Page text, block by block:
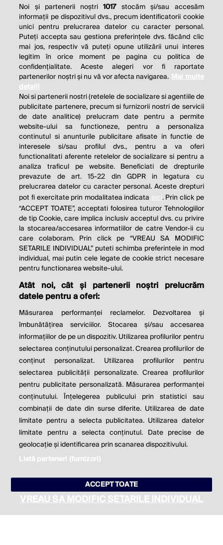
THE SOCIAL RESPONSIBILITY OF
BUSINESS IS TO INCREASE ITS
PROFITS.
Milton Friedman
© 2026 Profit.ro. Toate drepturile rezervate.
Dezvoltat de1616.ro
Contact Publicitate Despre noi
Politica de cookie Politica de
confidențialitate
este parte a
Noi și partenerii noștri1017 stocăm și/sau accesăm
informații pe dispozitivul dvs., precum identificatorii cookie
unici pentru prelucrarea datelor cu caracter personal.
Puteți accepta sau gestiona preferințele dvs. făcând clic
mai jos, respectiv vă puteți opune utilizării unui interes
legitim în orice moment pe pagina cu politica de
confidențialitate. Aceste alegeri vor fi raportate
partenerilor noștri și nu vă vor afecta navigarea. Mai multe
detalii
Noi si partenerii nostri (retelele de socializare si agentiile de
publicitate partenere, precum si furnizorii nostri de servicii
de date analitice) prelucram date pentru a permite
website-ului sa functioneze, pentru a personaliza
continutul si anunturile publicitare afisate in functie de
interesele si/sau profilul dvs., pentru a va oferi
functionalitati aferente retelelor de socializare si pentru a
analiza traficul pe website. Beneficiati de drepturile
prevazute de art. 15-22 din GDPR in legatura cu
prelucrarea datelor cu caracter personal. Aceste drepturi
pot fi exercitate prin modalitatea indicata aici. Prin click pe
“ACCEPT TOATE”, acceptati folosirea tuturor Tehnologiilor
de tip Cookie, care implica inclusiv acceptul dvs. cu privire
la stocarea/accesarea informatiilor de catre Vendor-ii cu
care colaboram. Prin click pe “VREAU SA MODIFIC
SETARILE INDIVIDUAL” puteti schimba preferintele in mod
individual, mai putin cele legate de cookie strict necesare
pentru functionarea website-ului.
Atât noi, cât și partenerii noștri prelucrăm
datele pentru a oferi:
Măsurarea performanței reclamelor. Dezvoltarea și
îmbunătățirea serviciilor. Stocarea și/sau accesarea
informațiilor de pe un dispozitiv. Utilizarea profilurilor pentru
selectarea conținutului personalizat. Crearea profilurilor de
conținut personalizat. Utilizarea profilurilor pentru
selectarea publicității personalizate. Crearea profilurilor
pentru publicitate personalizată. Măsurarea performanței
conținutului. Înțelegerea publicului prin statistici sau
combinații de date din surse diferite. Utilizarea de date
limitate pentru a selecta publicitatea. Utilizarea datelor
limitate pentru a selecta conținutul. Date precise de
geolocație și identificarea prin scanarea dispozitivului.
Listă parteneri (furnizori)
ACCEPT TOATE
VREAU SA MODIFIC SETARILE INDIVIDUAL